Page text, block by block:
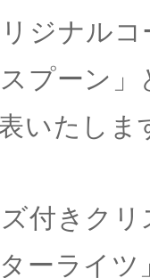
ジナル
プーン
いたしま
ズ付きク
ーライツ